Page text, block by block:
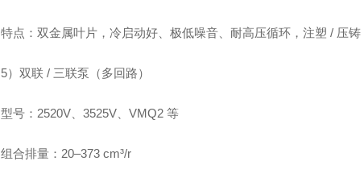
特点：双金属叶片，冷启动好、极低噪音、耐高压循环，注塑 / 压铸
5）双联 / 三联泵（多回路）
型号：2520V、3525V、VMQ2 等
组合排量：20–373 cm³/r